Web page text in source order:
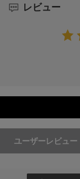
レビュー
ユーザーレビュー